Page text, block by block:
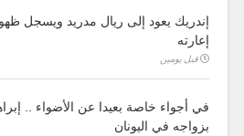
إندريك يعود إلى ريال مدريد ويسجل
إعارته
قبل يومين
في أجواء خاصة بعيدا عن الأضواء ..
بزواجه في اليونان